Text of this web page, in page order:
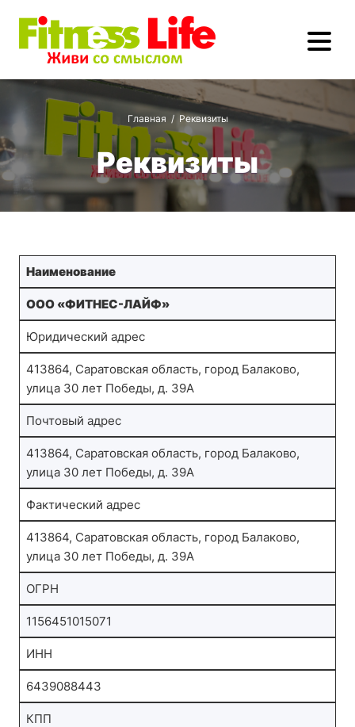
Главная / Реквизиты
Реквизиты
Наименование
ООО «ФИТНЕС-ЛАЙФ»
Юридический адрес
413864, Саратовская область, город Балаково,
улица 30 лет Победы, д. 39А
Почтовый адрес
413864, Саратовская область, город Балаково,
улица 30 лет Победы, д. 39А
Фактический адрес
413864, Саратовская область, город Балаково,
улица 30 лет Победы, д. 39А
ОГРН
1156451015071
ИНН
6439088443
КПП